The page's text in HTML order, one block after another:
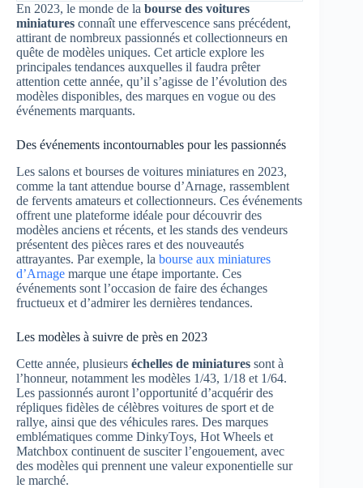
En 2023, le monde de la bourse des voitures
miniatures connaît une effervescence sans précédent,
attirant de nombreux passionnés et collectionneurs en
quête de modèles uniques. Cet article explore les
principales tendances auxquelles il faudra prêter
attention cette année, qu’il s’agisse de l’évolution des
modèles disponibles, des marques en vogue ou des
événements marquants.
Des événements incontournables pour les passionnés
Les salons et bourses de voitures miniatures en 2023,
comme la tant attendue bourse d’Arnage, rassemblent
de fervents amateurs et collectionneurs. Ces événements
offrent une plateforme idéale pour découvrir des
modèles anciens et récents, et les stands des vendeurs
présentent des pièces rares et des nouveautés
attrayantes. Par exemple, la bourse aux miniatures
d’Arnage marque une étape importante. Ces
événements sont l’occasion de faire des échanges
fructueux et d’admirer les dernières tendances.
Les modèles à suivre de près en 2023
Cette année, plusieurs échelles de miniatures sont à
l’honneur, notamment les modèles 1/43, 1/18 et 1/64.
Les passionnés auront l’opportunité d’acquérir des
répliques fidèles de célèbres voitures de sport et de
rallye, ainsi que des véhicules rares. Des marques
emblématiques comme DinkyToys, Hot Wheels et
Matchbox continuent de susciter l’engouement, avec
des modèles qui prennent une valeur exponentielle sur
le marché.